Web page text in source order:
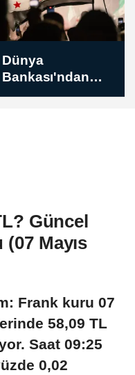
Dünya
Bankası'ndan
Suriye'nin finans
Güncel
Mayıs
Frank kuru 07
58,09 TL
Saat 09:25
0,02